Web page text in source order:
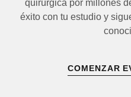
quirúrgica por millones
éxito con tu estudio y
COMENZAR